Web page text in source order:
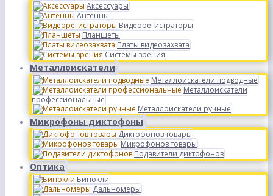
Аксессуары
Антенны
Видеорегистраторы
Планшеты
Платы видеозахвата
Системы зрения
Металлоискатели
Металлоискатели подводные
Металлоискатели
профессиональные
Металлоискатели ручные
Микрофоны диктофоны
Диктофонов товары
Микрофонов товары
Подавители диктофонов
Оптика
Бинокли
Дальномеры